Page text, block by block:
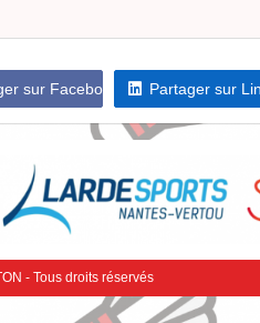
sur Facebook Partager sur
Facebook
- Tous droits réservés